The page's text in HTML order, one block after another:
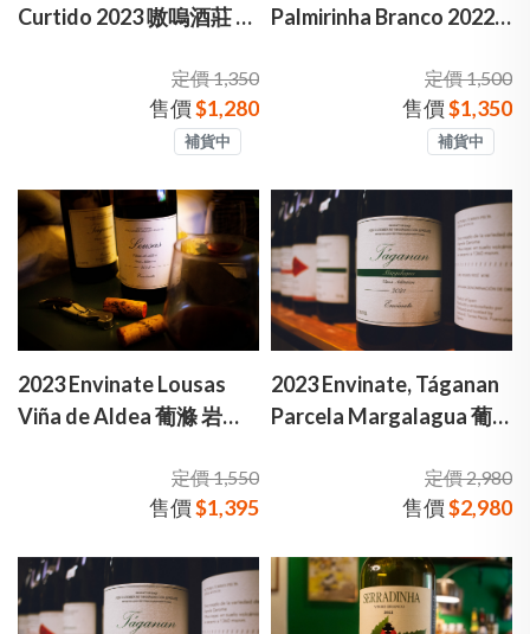
Curtido 2023 嗷嗚酒莊 狼
定價 1,350
售價$1,280
補貨中
Palmirinha Branco 2022
定價 1,500
售價$1,350
補貨中
2023 Envinate Lousas
Viña de Aldea 葡滌 岩壤
定價 1,550
售價$1,395
2023 Envinate, Táganan
Parcela Margalagua 葡
定價 2,980
售價$2,980